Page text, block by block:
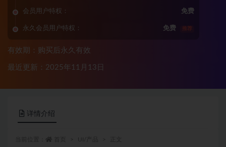
会员用户特权： 免费
永久会员用户特权： 免费 推荐
有效期：购买后永久有效
最近更新：2025年11月13日
详情介绍